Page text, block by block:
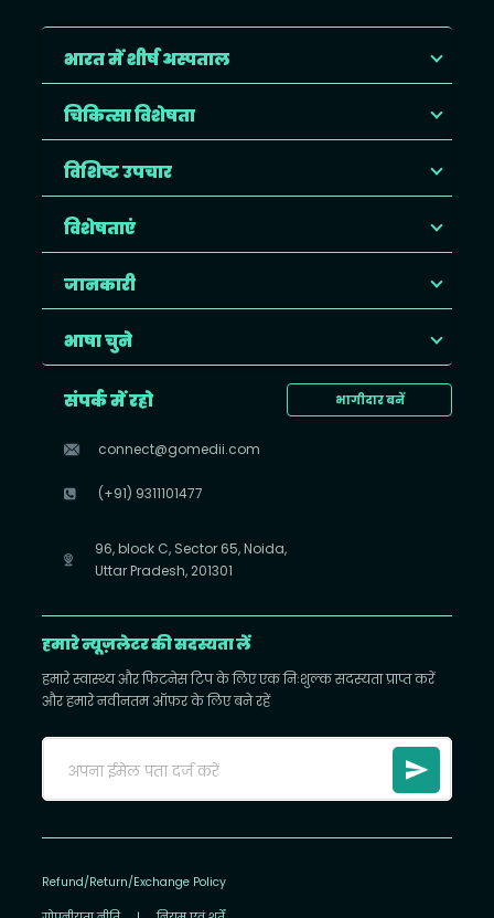
भारत में शीर्ष अस्पताल
चिकित्सा विशेषता
विशिष्ट उपचार
विशेषताएं
जानकारी
भाषा चुने
भागीदार बनें
संपर्क में रहो
connect@gomedii.com
(+91) 9311101477
96, block C, Sector 65, Noida,
Uttar Pradesh, 201301
हमारे न्यूज़लेटर की सदस्यता लें
हमारे स्वास्थ्य और फिटनेस टिप के लिए एक निःशुल्क सदस्यता प्राप्त करें
और हमारे नवीनतम ऑफ़र के लिए बने रहें
Refund/Return/Exchange Policy